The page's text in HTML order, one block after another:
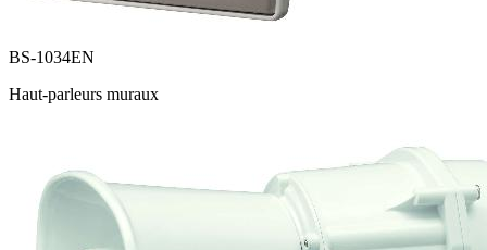
BS-1034EN
Haut-parleurs muraux